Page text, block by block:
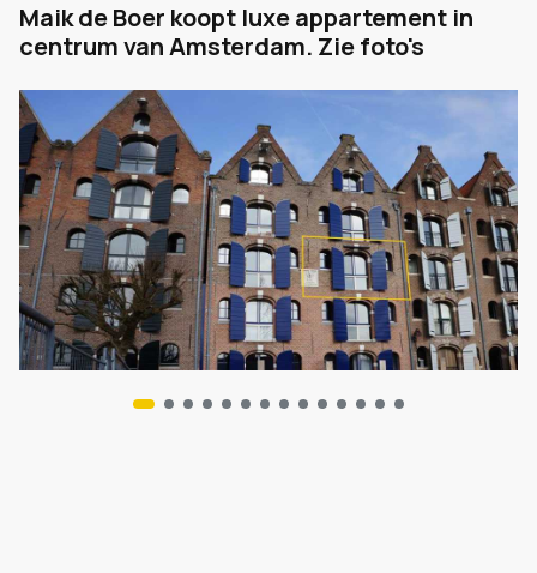
Maik de Boer koopt luxe appartement in
centrum van Amsterdam. Zie foto's